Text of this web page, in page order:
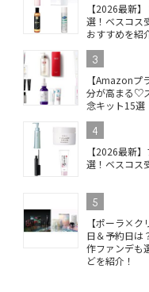
【2026最新
選！ベスコス
おすすめを紹
3
【Amazonプ
分が高まる♡
念キット15選
4
【2026最新
選！ベスコス
5
【ポーラ×ク
日＆予約日は
作ファンデも
どを紹介！